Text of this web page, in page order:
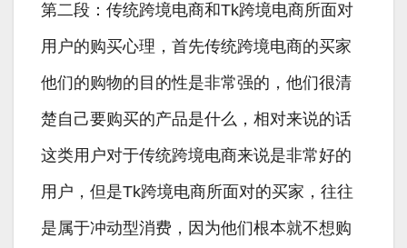
第二段：传统跨境电商和Tk跨境电商所面对
用户的购买心理，首先传统跨境电商的买家
他们的购物的目的性是非常强的，他们很清
楚自己要购买的产品是什么，相对来说的话
这类用户对于传统跨境电商来说是非常好的
用户，但是Tk跨境电商所面对的买家，往往
是属于冲动型消费，因为他们根本就不想购